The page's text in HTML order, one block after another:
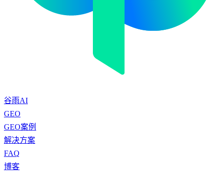
谷雨AI
GEO
GEO案例
解决方案
FAQ
博客